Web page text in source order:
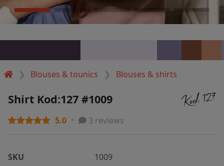
Blouses & tounics Blouses & shirts
Shirt Kod:127 #1009
5.0 3 reviews
SKU
1009